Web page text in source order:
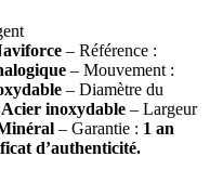
– Référence :
– Mouvement :
– Diamètre du
Acier inoxydable – Largeur
– Garantie : 1 an
d’authenticité.